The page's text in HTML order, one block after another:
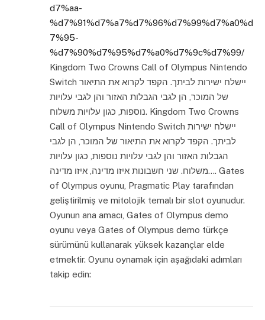
d7%aa-
%d7%91%d7%a7%d7%96%d7%99%d7%a0%d
7%95-
%d7%90%d7%95%d7%a0%d7%9c%d7%99/
Kingdom Two Crowns Call of Olympus Nintendo
Switch יישלח ישירות לביתך. הקפד לקרוא את התיאור
של המוכר, הן לגבי הגבלות האזור והן לגבי עלויות
נוספות, כגון עלויות משלוח. Kingdom Two Crowns
Call of Olympus Nintendo Switch יישלח ישירות
לביתך. הקפד לקרוא את התיאור של המוכר, הן לגבי
הגבלות האזור והן לגבי עלויות נוספות, כגון עלויות
משלוח. שני חשבונות איזו מדינה, איזו מדינה…. Gates
of Olympus oyunu, Pragmatic Play tarafından
geliştirilmiş ve mitolojik temalı bir slot oyunudur.
Oyunun ana amacı, Gates of Olympus demo
oyunu veya Gates of Olympus demo türkçe
sürümünü kullanarak yüksek kazançlar elde
etmektir. Oyunu oynamak için aşağıdaki adımları
takip edin: